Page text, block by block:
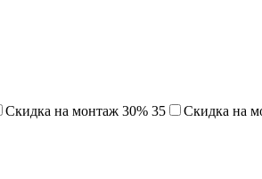
Cкидка на монтаж 30% 35 Скидка на